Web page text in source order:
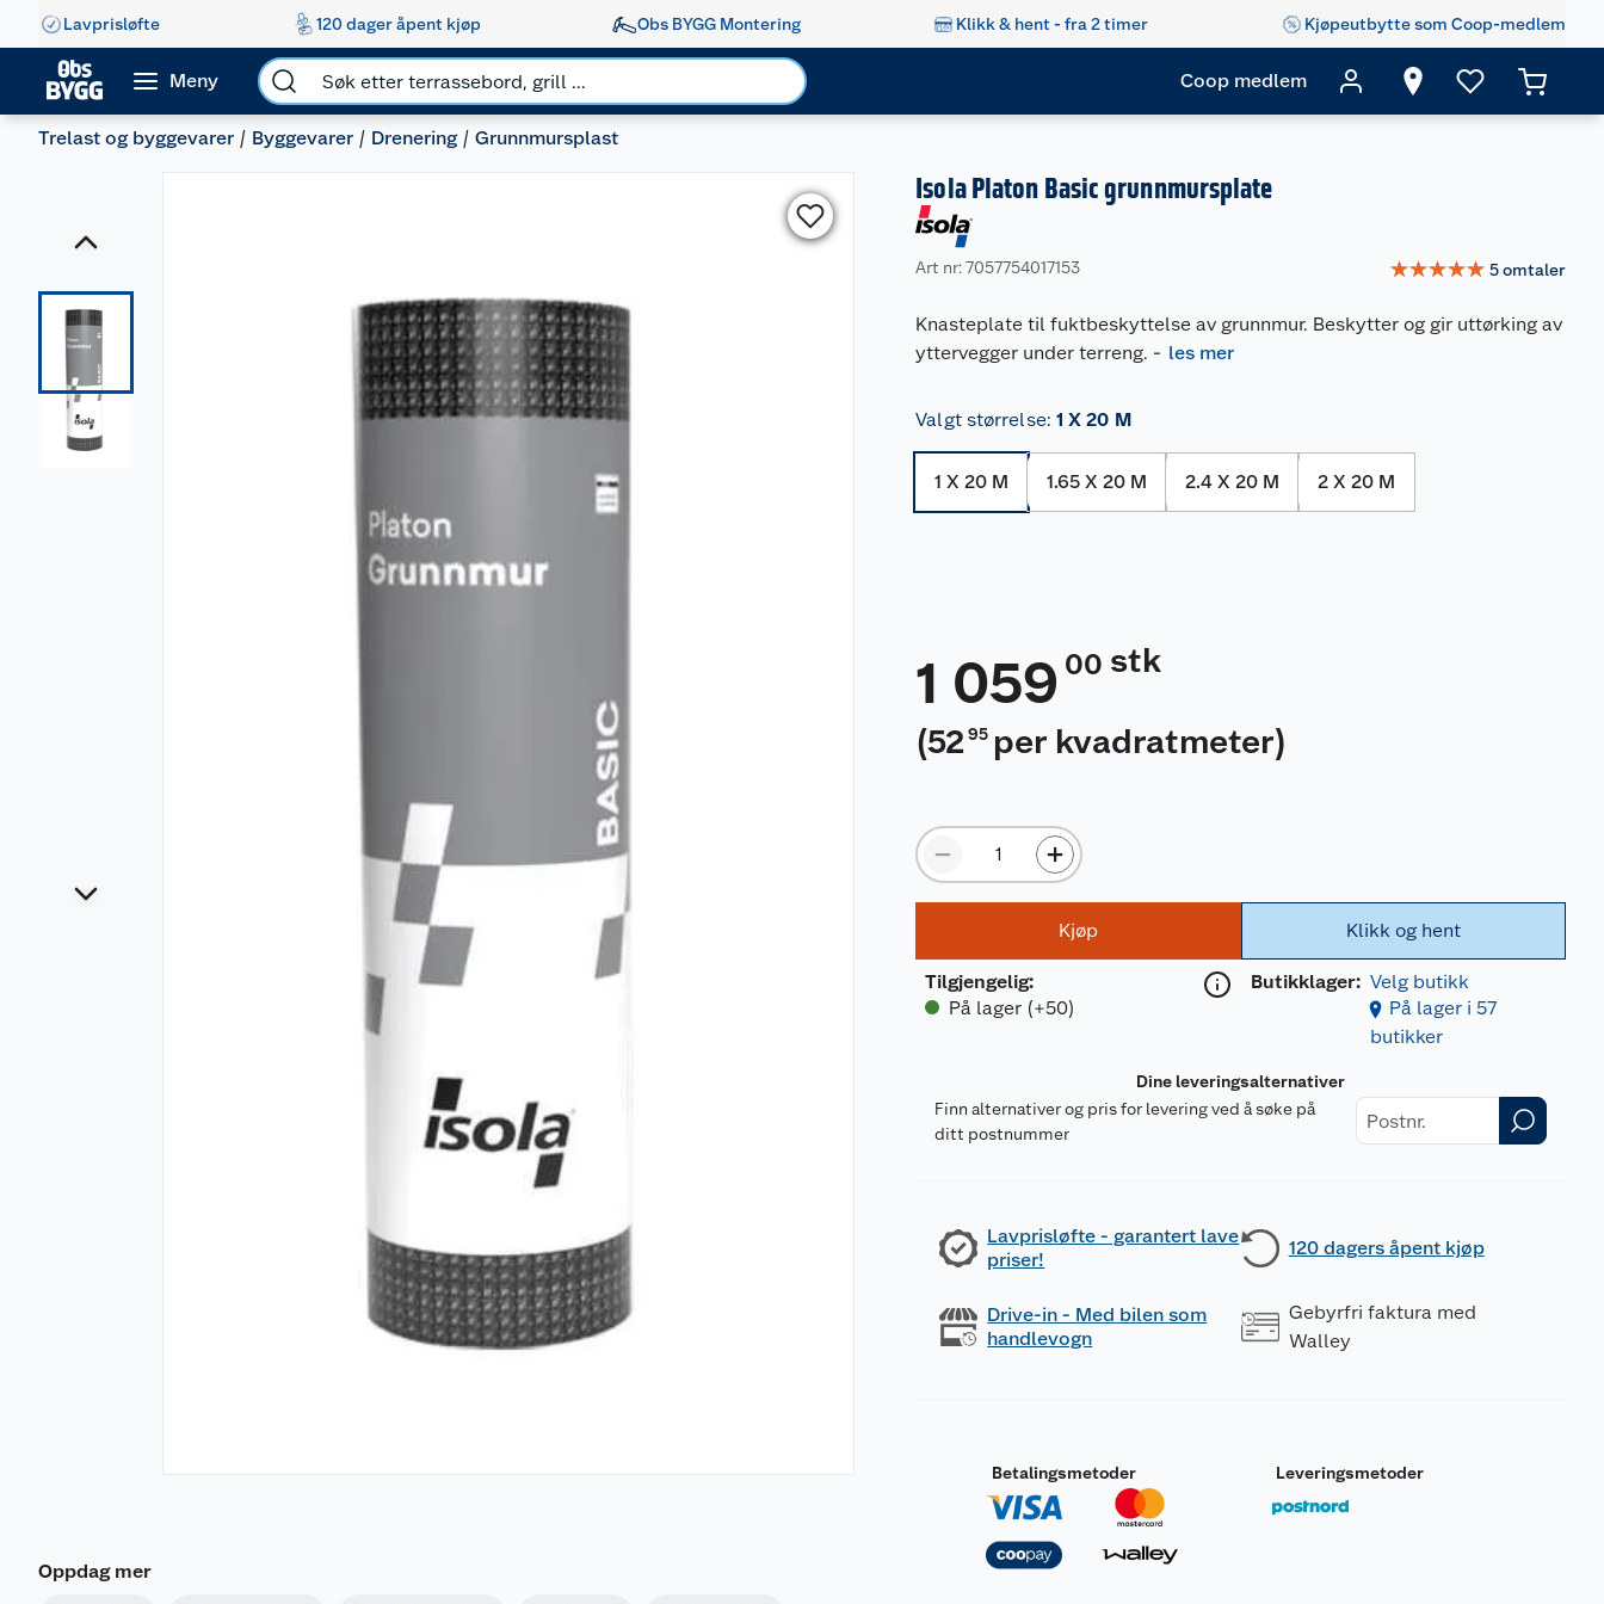
Lavprisløfte 120 dager åpent kjøp Obs BYGG Montering Klikk & hent - fra 2 timer Kjøpeutbytte som Coop-medlem
Meny Coop medlem
Trelast og byggevarer Byggevarer Drenering Grunnmursplast
Oppdag mer
Isola Platon Basic grunnmursplate
Art nr: 7057754017153 ☆☆☆☆☆ 5omtaler
Knasteplate til fuktbeskyttelse av grunnmur. Beskytter og gir uttørking av
yttervegger under terreng. - les mer
Valgt størrelse: 1 X 20 M
1 X 20 M 1.65 X 20 M 2.4 X 20 M 2 X 20 M
1 059 00 stk
(5295 per kvadratmeter)
Kjøp
Tilgjengelig:
På lager (+50)
Klikk og hent
Butikklager: Velg butikk
På lager i 57
butikker
Dine leveringsalternativer
Finn alternativer og pris for levering ved å søke på
ditt postnummer
Lavprisløfte - garantert lave
priser!
120 dagers åpent kjøp
Drive-in - Med bilen som
handlevogn
Gebyrfri faktura med
Walley
Betalingsmetoder Leveringsmetoder